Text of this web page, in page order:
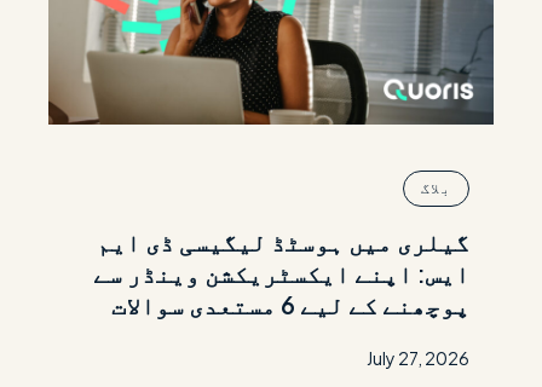
بلاگ
گیلری میں ہوسٹڈ لیگیسی ڈی ایم
ایس: اپنے ایکسٹریکشن وینڈر سے
پوچھنے کے لیے 6 مستعدی سوالات
July 27, 2026